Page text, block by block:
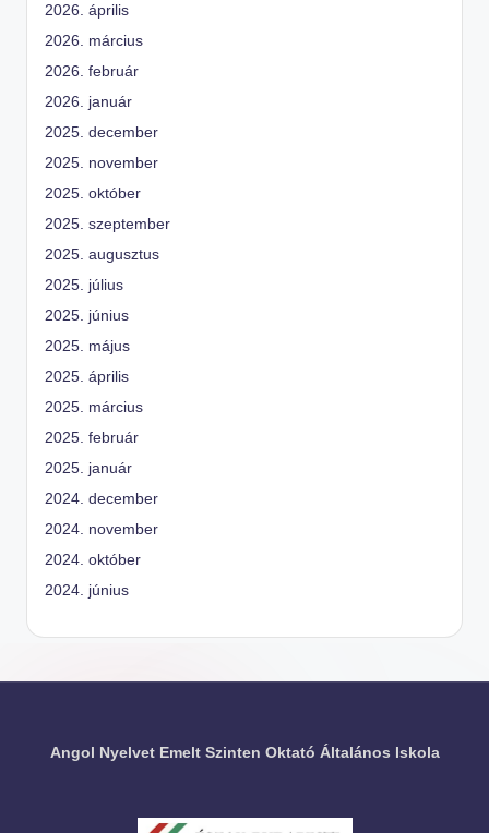
2026. április
2026. március
2026. február
2026. január
2025. december
2025. november
2025. október
2025. szeptember
2025. augusztus
2025. július
2025. június
2025. május
2025. április
2025. március
2025. február
2025. január
2024. december
2024. november
2024. október
2024. június
Angol Nyelvet Emelt Szinten Oktató Általános Iskola